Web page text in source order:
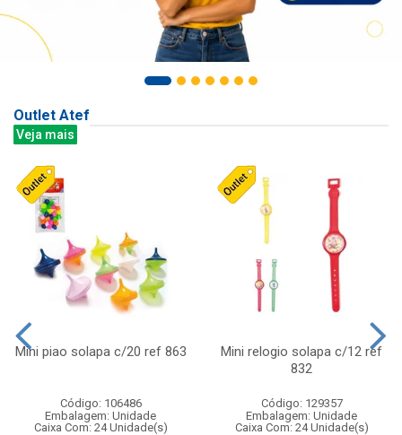
Outlet Atef
Veja mais
Mini piao solapa c/20 ref 863
Código: 106486
Embalagem: Unidade
Caixa Com: 24 Unidade(s)
Mini relogio solapa c/12 ref
832
Código: 129357
Embalagem: Unidade
Caixa Com: 24 Unidade(s)